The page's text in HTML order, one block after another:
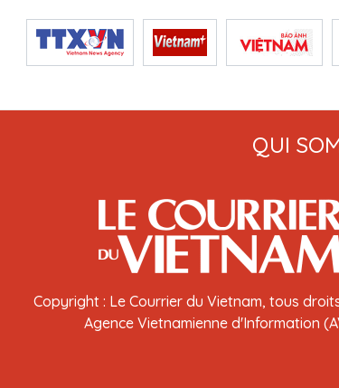
QUI
Copyright : Le Courrier du Vietnam, tous
Agence Vietnamienne d'Information